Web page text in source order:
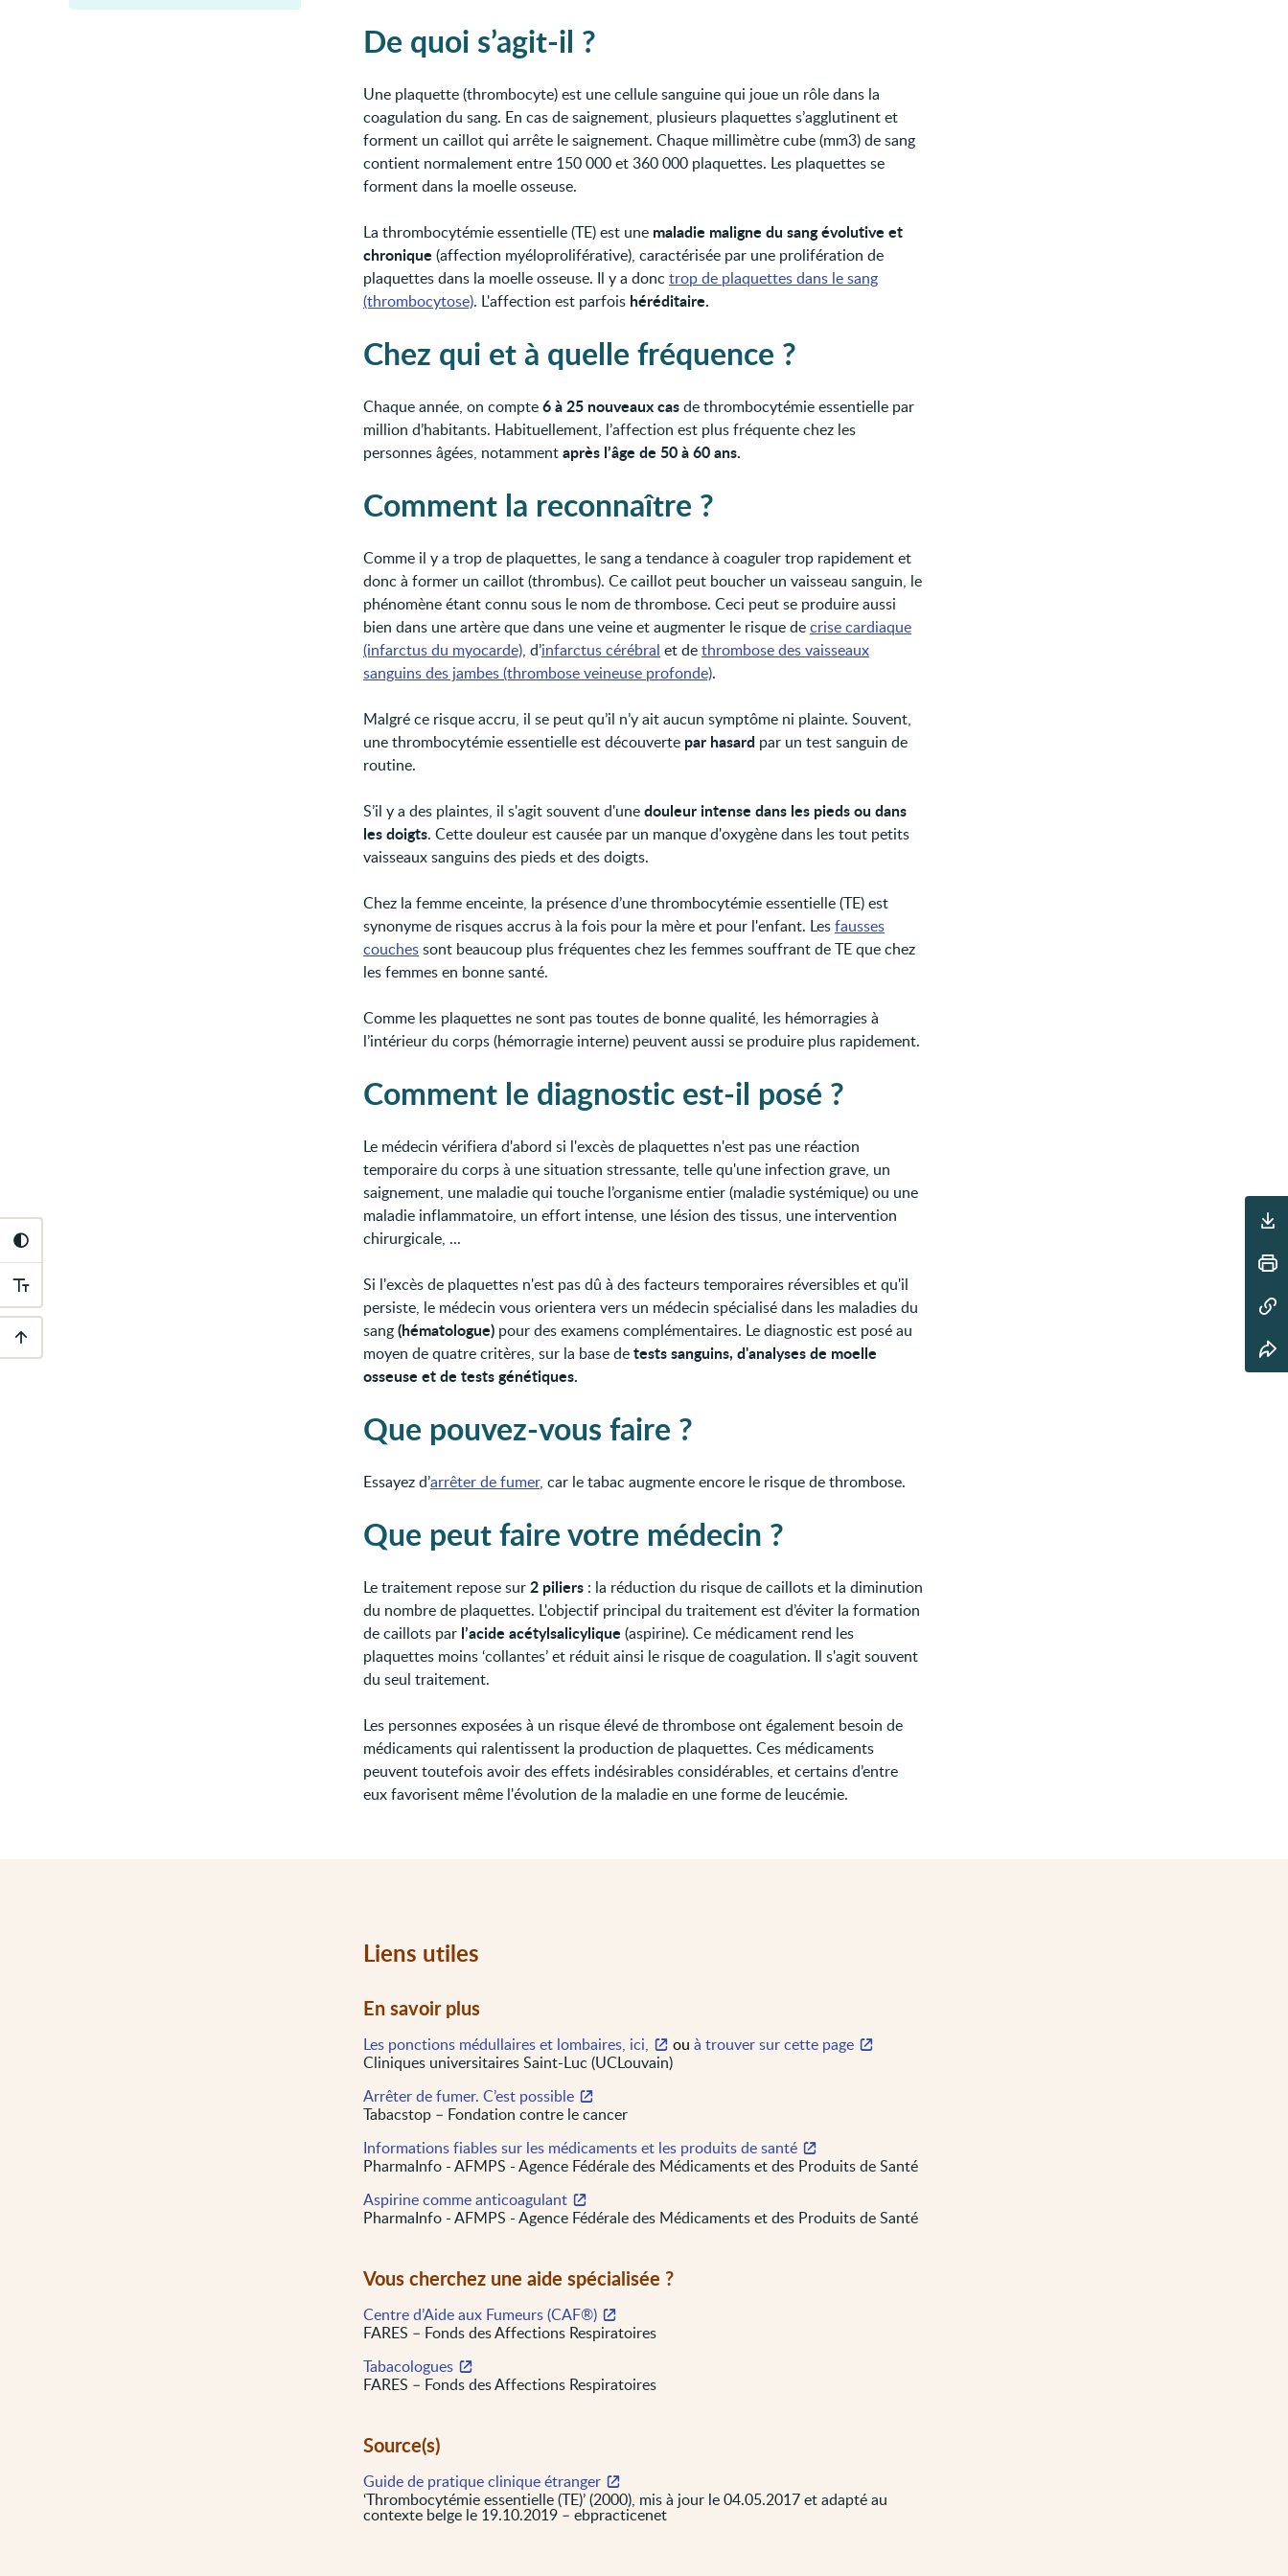
Outils
d'accessibilité
Descendre
Outils
De quoi s’agit-il ?
Une plaquette (thrombocyte) est une cellule sanguine qui joue un rôle dans la
coagulation du sang. En cas de saignement, plusieurs plaquettes s’agglutinent et
forment un caillot qui arrête le saignement. Chaque millimètre cube (mm3) de sang
contient normalement entre 150 000 et 360 000 plaquettes. Les plaquettes se
forment dans la moelle osseuse.
La thrombocytémie essentielle (TE) est une maladie maligne du sang évolutive et
chronique (affection myéloproliférative), caractérisée par une prolifération de
plaquettes dans la moelle osseuse. Il y a donc trop de plaquettes dans le sang
(thrombocytose). L'affection est parfois héréditaire.
Chez qui et à quelle fréquence ?
Chaque année, on compte6 à 25 nouveaux casde thrombocytémie essentielle par
million d’habitants. Habituellement, l’affection est plus fréquente chez les
personnes âgées, notammentaprès l’âge de 50 à 60 ans.
Comment la reconnaître ?
Comme il y a trop de plaquettes, le sang a tendance à coaguler trop rapidement et
donc à former un caillot (thrombus). Ce caillot peut boucher un vaisseau sanguin, le
phénomène étant connu sous le nom de thrombose. Ceci peut se produire aussi
bien dans une artère que dans une veine et augmenter le risque decrise cardiaque
(infarctus du myocarde), d’infarctus cérébral et dethrombose des vaisseaux
sanguins des jambes (thrombose veineuse profonde).
Malgré ce risque accru, il se peut qu’il n’y ait aucun symptôme ni plainte. Souvent,
une thrombocytémie essentielle est découverte par hasard par un test sanguin de
routine.
S’il y a des plaintes, il s'agit souvent d'unedouleur intense dans les pieds ou dans
les doigts. Cette douleur est causée par un manque d'oxygène dans les tout petits
vaisseaux sanguins des pieds et des doigts.
Chez la femme enceinte, la présence d’une thrombocytémie essentielle (TE) est
synonyme de risques accrus à la fois pour la mère et pour l'enfant. Lesfausses
couchessont beaucoup plus fréquentes chez les femmes souffrant de TE que chez
les femmes en bonne santé.
Comme les plaquettes ne sont pas toutes de bonne qualité, les hémorragies à
l’intérieur du corps (hémorragie interne) peuvent aussi se produire plus rapidement.
Comment le diagnostic est-il posé ?
Le médecin vérifiera d'abord si l'excès de plaquettes n'est pas une réaction
temporaire du corps à une situation stressante, telle qu'une infection grave, un
saignement, une maladie qui touche l’organisme entier (maladie systémique) ou une
maladie inflammatoire, un effort intense, une lésion des tissus, une intervention
chirurgicale, ...
Si l'excès de plaquettes n'est pas dû à des facteurs temporaires réversibles et qu'il
persiste, le médecin vous orientera vers un médecin spécialisé dans les maladies du
sang(hématologue) pour des examens complémentaires. Le diagnostic est posé au
moyen de quatre critères, sur la base detests sanguins, d'analyses de moelle
osseuse et de tests génétiques.
Que pouvez-vous faire ?
Essayez d’arrêter de fumer, car le tabac augmente encore le risque de thrombose.
Que peut faire votre médecin ?
Le traitement repose sur2 piliers : la réduction du risque de caillots et la diminution
du nombre de plaquettes. L'objectif principal du traitement est d’éviter la formation
de caillots par l’acide acétylsalicylique (aspirine). Ce médicament rend les
plaquettes moins ‘collantes’ et réduit ainsi le risque de coagulation. Il s'agit souvent
du seul traitement.
Les personnes exposées à un risque élevé de thrombose ont également besoin de
médicaments qui ralentissent la production de plaquettes. Ces médicaments
peuvent toutefois avoir des effets indésirables considérables, et certains d’entre
eux favorisent même l'évolution de la maladie en une forme de leucémie.
Liens utiles
En savoir plus
Les ponctions médullaires et lombaires, ici, ou à trouver sur cette page
Cliniques universitaires Saint-Luc (UCLouvain)
Arrêter de fumer. C’est possible
Tabacstop – Fondation contre le cancer
Informations fiables sur les médicaments et les produits de santé
PharmaInfo - AFMPS - Agence Fédérale des Médicaments et des Produits de Santé
Aspirine comme anticoagulant
PharmaInfo - AFMPS - Agence Fédérale des Médicaments et des Produits de Santé
Vous cherchez une aide spécialisée ?
Centre d’Aide aux Fumeurs (CAF®)
FARES – Fonds des Affections Respiratoires
Tabacologues
FARES – Fonds des Affections Respiratoires
Source(s)
Guide de pratique clinique étranger
‘Thrombocytémie essentielle (TE)’ (2000), mis à jour le 04.05.2017 et adapté au
contexte belge le 19.10.2019 – ebpracticenet